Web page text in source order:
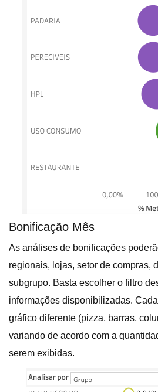
Bonificação Mês
As análises de bonificações
regionais, lojas, setor de compras,
subgrupo. Basta escolher o filtro
informações disponibilizadas.
gráfico diferente (pizza, barras,
variando de acordo com a
serem exibidas.